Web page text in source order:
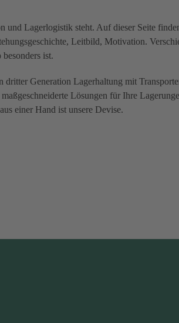
und Lagerlogistik steht. Auf dieser Seite
Leitbild, Motivation.
ist.
Generation Lagerhaltung mit
Lösungen für Ihre
einer Hand ist unsere Devise.